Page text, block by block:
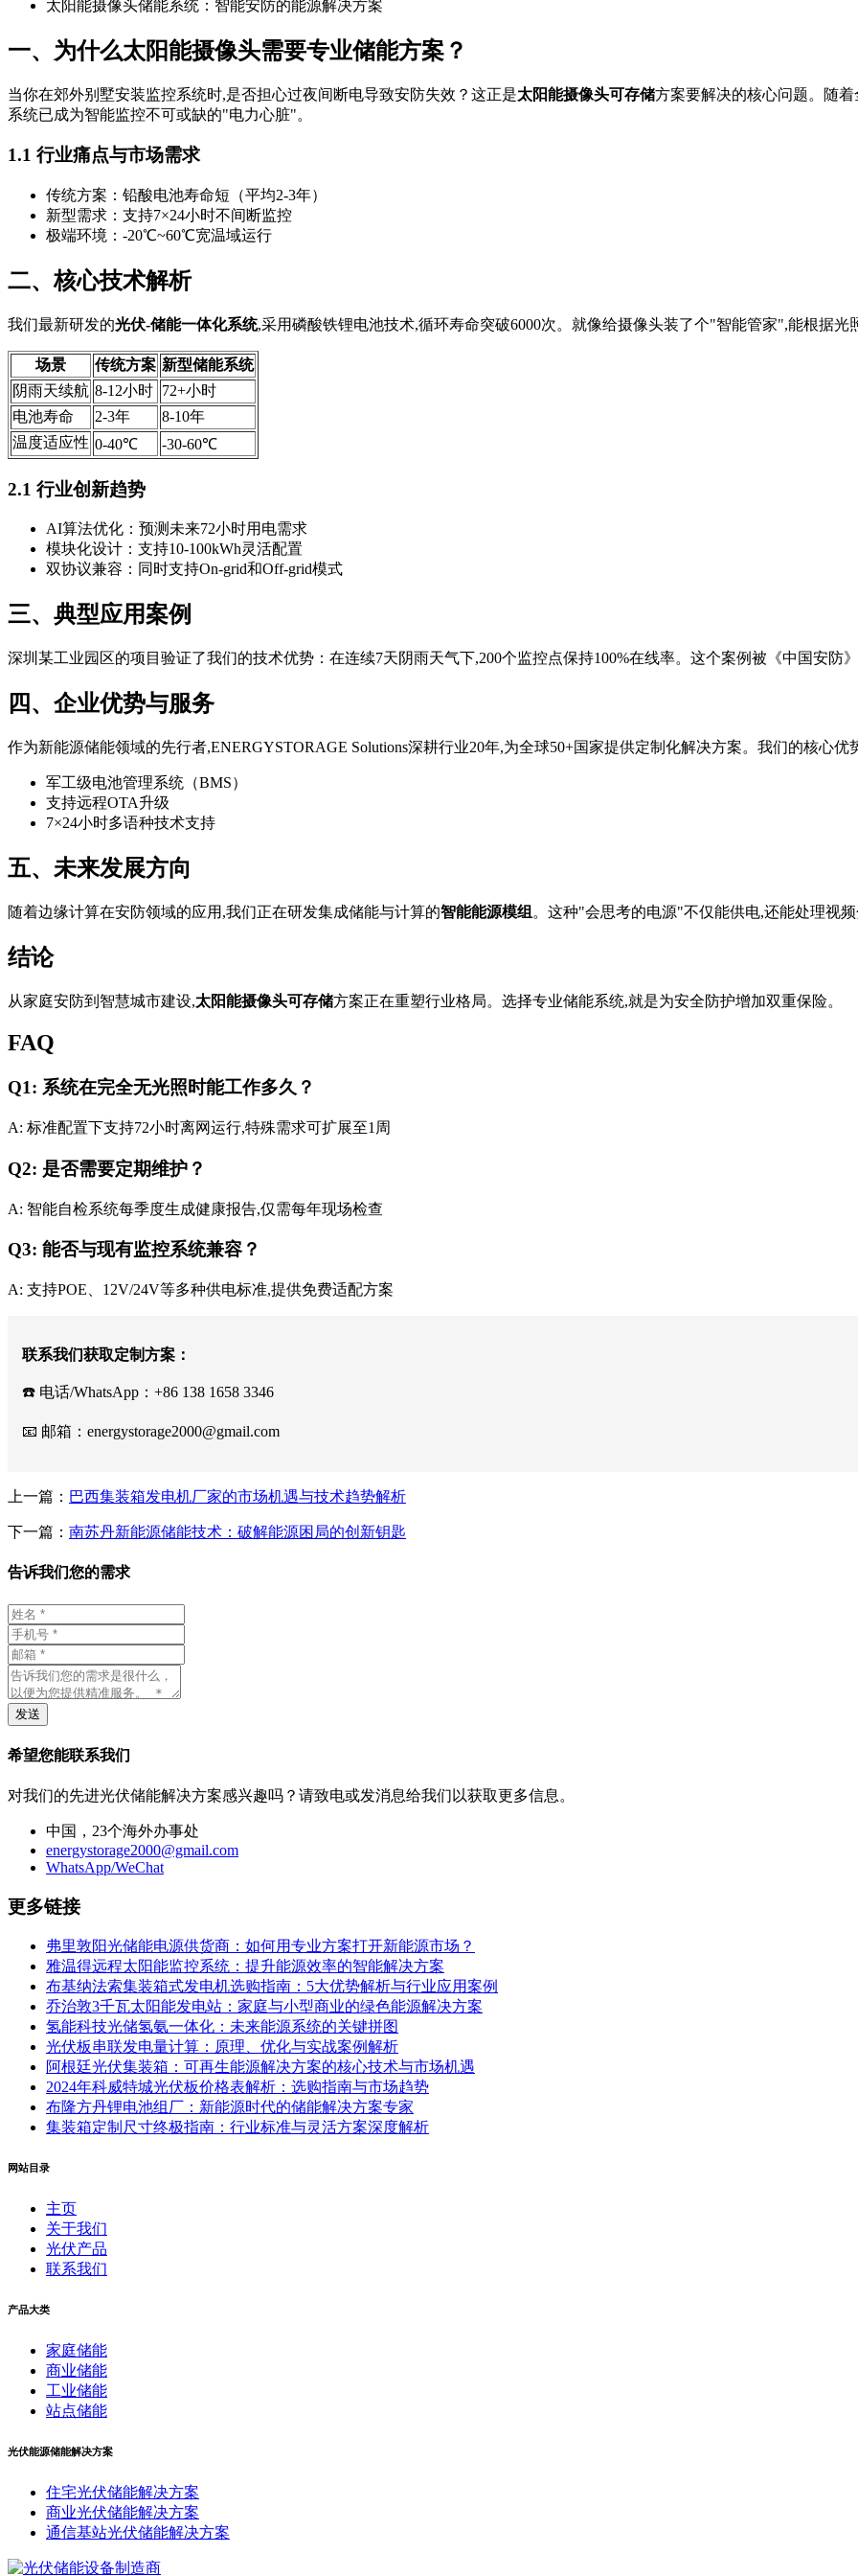
太阳能摄像头储能系统：智能安防的能源解决方案
一、为什么太阳能摄像头需要专业储能方案？
当你在郊外别墅安装监控系统时,是否担心过夜间断电导致安防失效？这正是太阳能摄像头可存储方案要解决的核心问题。随着
系统已成为智能监控不可或缺的"电力心脏"。
1.1 行业痛点与市场需求
传统方案：铅酸电池寿命短（平均2-3年）
新型需求：支持7×24小时不间断监控
极端环境：-20℃~60℃宽温域运行
二、核心技术解析
我们最新研发的光伏-储能一体化系统,采用磷酸铁锂电池技术,循环寿命突破6000次。就像给摄像头装了个"智能管家",能根据光
场景 传统方案 新型储能系统
阴雨天续航 8-12小时 72+小时
电池寿命
2-3年
8-10年
温度适应性 0-40℃ -30-60℃
2.1 行业创新趋势
AI算法优化：预测未来72小时用电需求
模块化设计：支持10-100kWh灵活配置
双协议兼容：同时支持On-grid和Off-grid模式
三、典型应用案例
深圳某工业园区的项目验证了我们的技术优势：在连续7天阴雨天气下,200个监控点保持100%在线率。这个案例被《中国安防
四、企业优势与服务
作为新能源储能领域的先行者,ENERGYSTORAGE Solutions深耕行业20年,为全球50+国家提供定制化解决方案。我们的核心优
军工级电池管理系统（BMS）
支持远程OTA升级
7×24小时多语种技术支持
五、未来发展方向
随着边缘计算在安防领域的应用,我们正在研发集成储能与计算的智能能源模组 。这种"会思考的电源"不仅能供电,还能处理视频
结论
从家庭安防到智慧城市建设,太阳能摄像头可存储方案正在重塑行业格局。选择专业储能系统,就是为安全防护增加双重保险。
FAQ
Q1: 系统在完全无光照时能工作多久？
A: 标准配置下支持72小时离网运行,特殊需求可扩展至1周
Q2: 是否需要定期维护？
A: 智能自检系统每季度生成健康报告,仅需每年现场检查
Q3: 能否与现有监控系统兼容？
A: 支持POE、12V/24V等多种供电标准,提供免费适配方案
联系我们获取定制方案：
☎️ 电话/WhatsApp：+86 138 1658 3346
📧 邮箱： energystorage2000@gmail.com
上一篇： 巴西集装箱发电机厂家的市场机遇与技术趋势解析
下一篇： 南苏丹新能源储能技术：破解能源困局的创新钥匙
告诉我们您的需求
发送
希望您能联系我们
对我们的先进光伏储能解决方案感兴趣吗？请致电或发消息给我们以获取更多信息。
中国，23个海外办事处
energystorage2000@gmail.com
WhatsApp/WeChat
更多链接
弗里敦阳光储能电源供货商：如何用专业方案打开新能源市场？
雅温得远程太阳能监控系统：提升能源效率的智能解决方案
布基纳法索集装箱式发电机选购指南：5大优势解析与行业应用案例
乔治敦3千瓦太阳能发电站：家庭与小型商业的绿色能源解决方案
氢能科技光储氢氨一体化：未来能源系统的关键拼图
光伏板串联发电量计算：原理、优化与实战案例解析
阿根廷光伏集装箱：可再生能源解决方案的核心技术与市场机遇
2024年科威特城光伏板价格表解析：选购指南与市场趋势
布隆方丹锂电池组厂：新能源时代的储能解决方案专家
集装箱定制尺寸终极指南：行业标准与灵活方案深度解析
网站目录
主页
关于我们
光伏产品
联系我们
产品大类
家庭储能
商业储能
工业储能
站点储能
光伏能源储能解决方案
住宅光伏储能解决方案
商业光伏储能解决方案
通信基站光伏储能解决方案